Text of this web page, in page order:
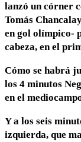
lanzó un córner
Tomás
en gol olímpico-
cabeza, en el
Cómo se habrá
los 4 minutos
en el
Y a los seis
izquierda, que